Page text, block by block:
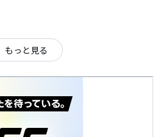
もっと見る